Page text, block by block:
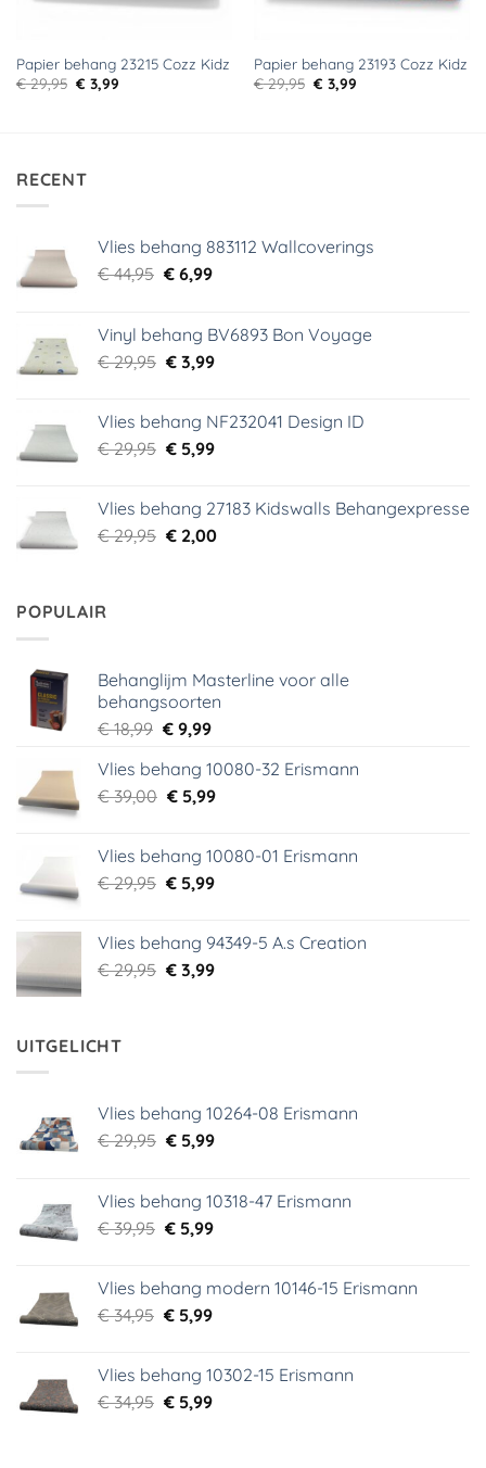
Papier behang 23215 Cozz Kidz
€29,95 Oorspronkelijke
prijs
€ 3,99Huidige
Papier behang 23193 Cozz Kidz
€29,95 Oorspronkelijke
prijs
€ 3,99Huidige
RECENT
Vlies behang 883112 Wallcoverings
€44,95 Oorspronkelijke
€ 44,95.
€6,99Huidige
€ 6,99.
Vinyl behang BV6893 Bon Voyage
€29,95 Oorspronkelijke
€ 29,95.
€3,99Huidige
€ 3,99.
Vlies behang NF232041 Design ID
€29,95 Oorspronkelijke
€ 29,95.
€5,99Huidige
€ 5,99.
Vlies behang 27183 Kidswalls Behangexpresse
€29,95 Oorspronkelijke
€2,00Huidige
POPULAIR
Behanglijm Masterline voor alle
behangsoorten
€18,99 Oorspronkelijke
was:
€ 18,99.
€9,99Huidige
is:
€ 9,99.
Vlies behang 10080-32 Erismann
€39,00 Oorspronkelijke
€ 39,00.
€5,99Huidige
€ 5,99.
Vlies behang 10080-01 Erismann
€29,95 Oorspronkelijke
€ 29,95.
€5,99Huidige
€ 5,99.
Vlies behang 94349-5 A.s Creation
€29,95 Oorspronkelijke
€3,99Huidige
UITGELICHT
Vlies behang 10264-08 Erismann
€29,95 Oorspronkelijke
€ 29,95.
€5,99Huidige
€ 5,99.
Vlies behang 10318-47 Erismann
€39,95 Oorspronkelijke
€ 39,95.
€5,99Huidige
€ 5,99.
Vlies behang modern 10146-15 Erismann
€34,95 Oorspronkelijke
€ 34,95.
€5,99Huidige
€ 5,99.
Vlies behang 10302-15 Erismann
€34,95 Oorspronkelijke
€5,99Huidige